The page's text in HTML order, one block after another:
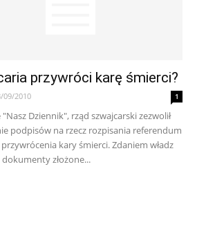
przywróci karę śmierci?
09/2010 1
"Nasz Dziennik", rząd szwajcarski zezwolił
podpisów na rzecz rozpisania referendum
kary śmierci. Zdaniem władz
dokumenty złożone...